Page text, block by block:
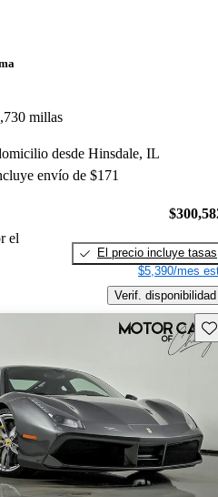
millas
desde Hinsdale, IL
envío de $171
el
El precio incluye tasas
$5,390/mes
Verif. disponibilidad